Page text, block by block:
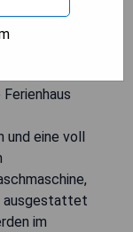
Carl T.
21 km
eine voll
ausgestattet
im